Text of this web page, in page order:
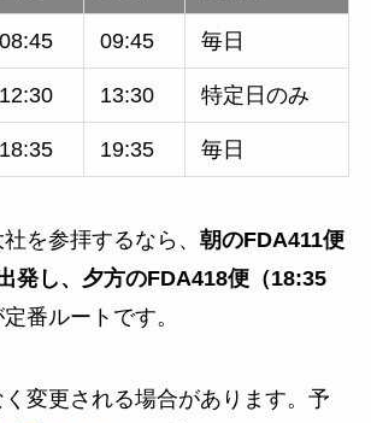
08:45 09:45 毎日
12:30 13:30 特定日のみ
18:35 19:35 毎日
を参拝するなら、 朝のFDA411便
発し、夕方のFDA418便（18:35
番ルートです。
変更される場合があります。予